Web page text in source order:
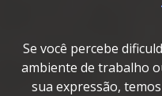
Se você percebe
ambiente de trabalho
sua expressão,